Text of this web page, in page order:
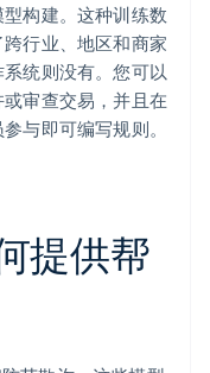
构建。这种训练数
行业、地区和商家
统则没有。您可以
审查交易，并且在
与即可编写规则。
提供帮